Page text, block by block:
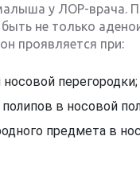
у ЛОР-врача.
быть не только
проявляется при:
перегородки;
в носовой
предмета в